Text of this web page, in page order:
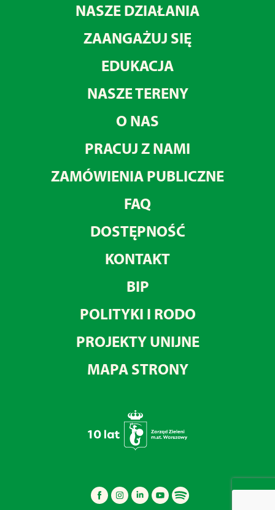
NASZE DZIAŁANIA
ZAANGAŻUJ SIĘ
EDUKACJA
NASZE TERENY
O NAS
PRACUJ Z NAMI
ZAMÓWIENIA PUBLICZNE
FAQ
DOSTĘPNOŚĆ
KONTAKT
BIP
POLITYKI I RODO
PROJEKTY UNIJNE
MAPA STRONY